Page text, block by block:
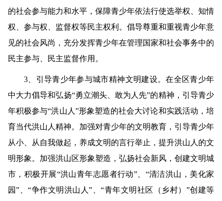
的社会参与能力和水平，保障青少年依法行使选举权、知情
权、参与权、监督权等民主权利。倡导尊重和重视青少年意
见的社会风尚，充分发挥青少年在管理国家和社会事务中的
民主参与、民主监督作用。
3 、引导青少年参与城市精神文明建设。在全区青少年
中大力倡导和弘扬“勇立潮头、敢为人先”的精神，引导青少
年积极参与“洪山人”形象塑造的社会大讨论和实践活动，培
育当代洪山人精神。加强对青少年的文明教育，引导青少年
从小、从自我做起，养成文明的言行举止，提升洪山人的文
明形象。加强洪山区形象塑造，弘扬社会新风，创建文明城
市，积极开展“洪山青年志愿者行动”、“清洁洪山，美化家
园”、“争作文明洪山人”、“青年文明社区（乡村）”创建等